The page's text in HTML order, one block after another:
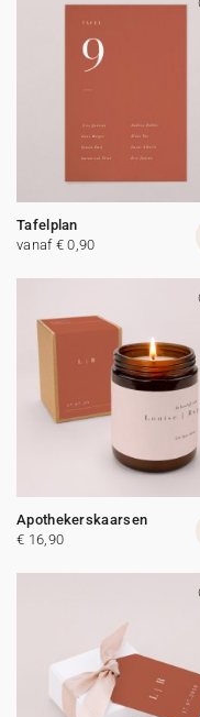
Tafelplan
vanaf € 0,90
Apothekerskaarsen
€ 16,90